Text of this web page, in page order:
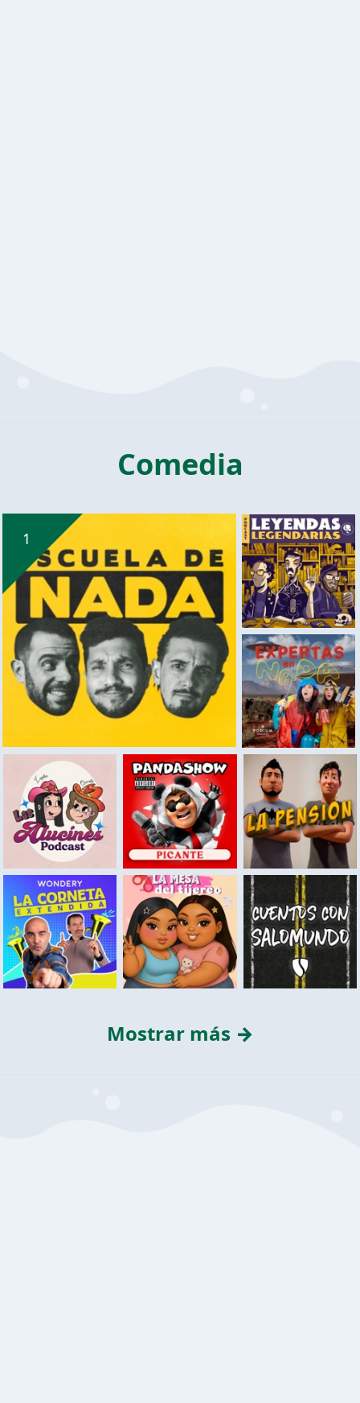
Comedia
Mostrar más →